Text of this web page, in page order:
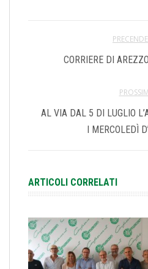
CORRIERE DI
AL VIA DAL 5 DI LUGLIO
I MERCOLEDÌ
ARTICOLI CORRELATI